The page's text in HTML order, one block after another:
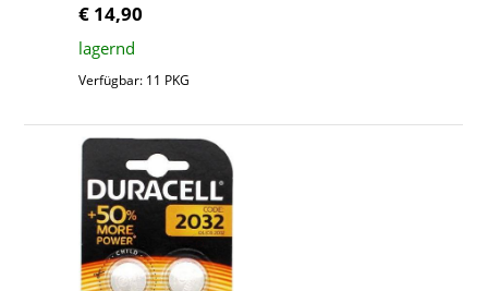
€ 14,90
lagernd
Verfügbar: 11 PKG